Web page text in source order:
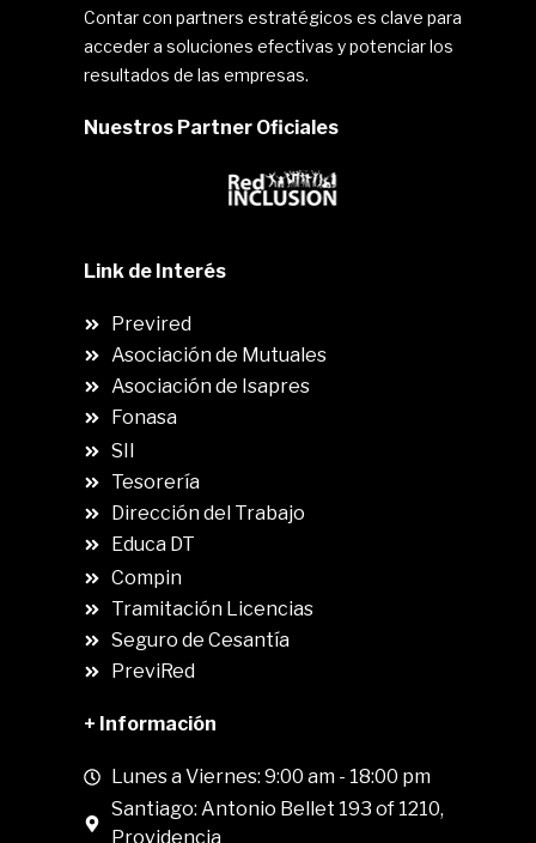
Contar con partners estratégicos es clave para
acceder a soluciones efectivas y potenciar los
resultados de las empresas.
Nuestros Partner Oficiales
Link de Interés
Previred
Asociación de Mutuales
Asociación de Isapres
Fonasa
SII
Tesorería
Dirección del Trabajo
Educa DT
Compin
Tramitación Licencias
Seguro de Cesantía
PreviRed
+ Información
Lunes a Viernes: 9:00 am - 18:00 pm
Santiago: Antonio Bellet 193 of 1210,
Providencia